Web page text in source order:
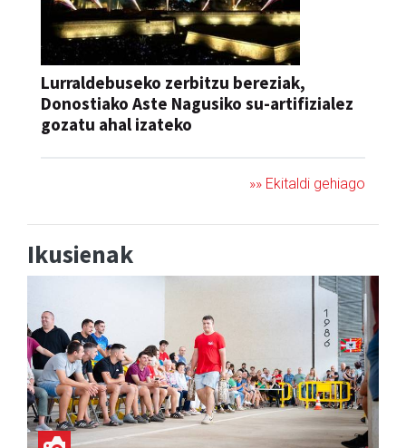
Lurraldebuseko zerbitzu bereziak,
Donostiako Aste Nagusiko su-artifizialez
gozatu ahal izateko
»» Ekitaldi gehiago
Ikusienak